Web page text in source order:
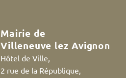
Mairie de
Villeneuve lez Avignon
Hôtel de Ville,
2 rue de la République,